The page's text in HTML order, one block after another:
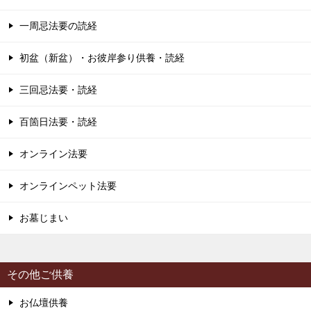
一周忌法要の読経
初盆（新盆）・お彼岸参り供養・読経
三回忌法要・読経
百箇日法要・読経
オンライン法要
オンラインペット法要
お墓じまい
その他ご供養
お仏壇供養